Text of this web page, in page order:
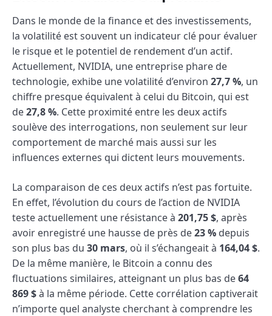
Dans le monde de la finance et des investissements,
la volatilité est souvent un indicateur clé pour évaluer
le risque et le potentiel de rendement d’un actif.
Actuellement, NVIDIA, une entreprise phare de
technologie, exhibe une volatilité d’environ 27,7 %, un
chiffre presque équivalent à celui du Bitcoin, qui est
de27,8 %. Cette proximité entre les deux actifs
soulève des interrogations, non seulement sur leur
comportement de marché mais aussi sur les
influences externes qui dictent leurs mouvements.
La comparaison de ces deux actifs n’est pas fortuite.
En effet, l’évolution du cours de l’action de NVIDIA
teste actuellement une résistance à 201,75 $, après
avoir enregistré une hausse de près de23 % depuis
son plus bas du 30 mars, où il s’échangeait à 164,04 $.
De la même manière, le Bitcoin a connu des
fluctuations similaires, atteignant un plus bas de64
869 $à la même période. Cette corrélation captiverait
n’importe quel analyste cherchant à comprendre les